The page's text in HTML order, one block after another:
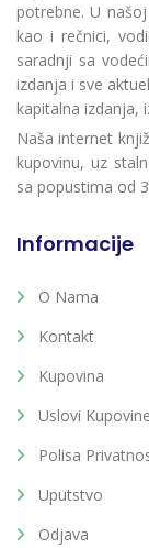
potrebne. U
kao i rečnici,
saradnji sa
izdanja i sve
kapitalna izdanja,
Naša internet
kupovinu, uz
sa popustima od
Informacije
O Nama
Kontakt
Kupovina
Uslovi Kupovine
Polisa
Uputstvo
Odjava